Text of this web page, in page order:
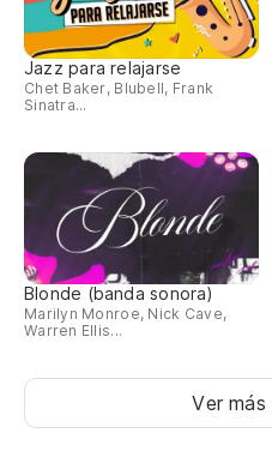
Jazz para relajarse
Chet Baker, Blubell, Frank
Sinatra...
Blonde (banda sonora)
Marilyn Monroe, Nick Cave,
Warren Ellis...
Ver más